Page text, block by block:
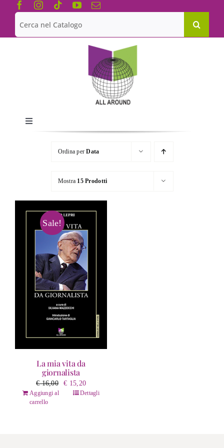
Salta
contenuto
Cerca
per:
Toggle
Navigation
Chi siamo
Le Collane
Catalogo
Ordina perData
Mostra 15 Prodotti
Sale!
La mia vita da
giornalista
€16,00
Il
prezzo
€ 15,20Il
prezzo
Aggiungi al
carrello
Dettagli